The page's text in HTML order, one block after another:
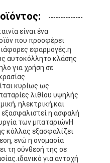
είναι ένα
που προσφέρει
εφαρμογές.η
αυτοκόλλητο κλάσης
για χρήση σε
κυρίως ως
λιθίου υψηλής
ηλεκτρική,και
εξασφαλιστεί η ασφαλή
των μπαταριώνΗ
κόλλας εξασφαλίζει
ενώ η ονομασία
τη σύνθεσή της σε
για αντοχή